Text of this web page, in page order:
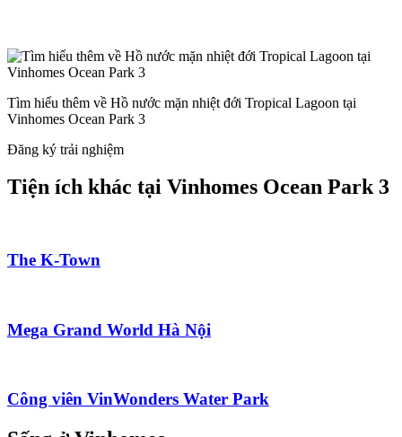
Tìm hiểu thêm về Hồ nước mặn nhiệt đới Tropical Lagoon tại
Vinhomes Ocean Park 3
Đăng ký trải nghiệm
Tiện ích khác tại Vinhomes Ocean Park 3
The K-Town
Mega Grand World Hà Nội
Công viên VinWonders Water Park